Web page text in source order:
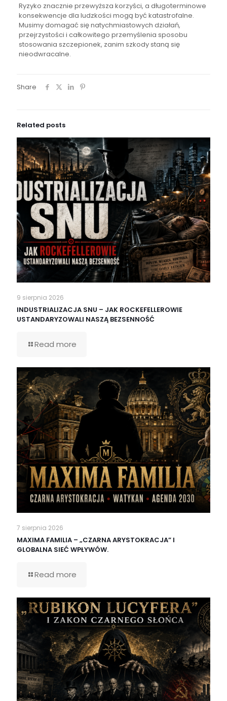
Ryzyko znacznie przewyższa korzyści, a długoterminowe
konsekwencje dla ludzkości mogą być katastrofalne.
Musimy domagać się natychmiastowych działań,
przejrzystości i całkowitego przemyślenia sposobu
stosowania szczepionek, zanim szkody staną się
nieodwracalne.
Share
Related posts
9 sierpnia 2026
INDUSTRIALIZACJA SNU – JAK ROCKEFELLEROWIE
USTANDARYZOWALI NASZĄ BEZSENNOŚĆ
Read more
7 sierpnia 2026
MAXIMA FAMILIA – „CZARNA ARYSTOKRACJA” I
GLOBALNA SIEĆ WPŁYWÓW.
Read more